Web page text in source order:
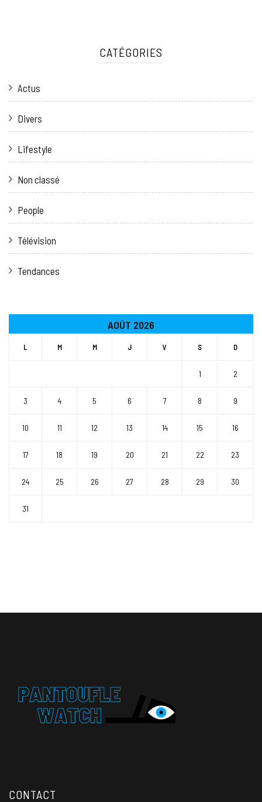
CATÉGORIES
Actus
Divers
Lifestyle
Non classé
People
Télévision
Tendances
AOÛT 2026
L M M J V S D
1 2
3 4 5 6 7 8 9
10 11 12 13 14 15 16
17 18 19 20 21 22 23
24 25 26 27 28 29 30
31
CONTACT